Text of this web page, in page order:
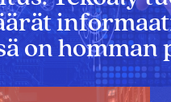
on homman